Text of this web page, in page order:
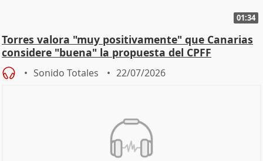
01:34
Torres valora "muy positivamente" que Canarias
considere "buena" la propuesta del CPFF
Sonido Totales 22/07/2026